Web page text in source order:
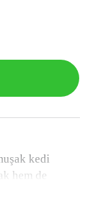
kedi
hem de
da çok